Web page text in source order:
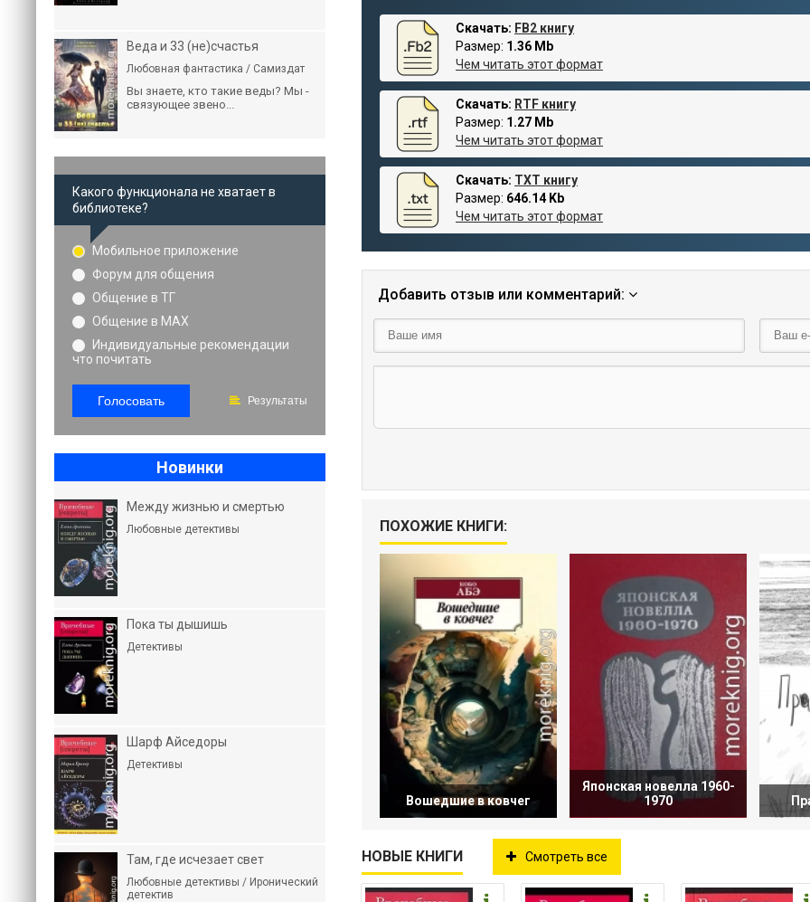
Скачать: FB2 книгу
Размер: 1.36 Mb
Чем читать этот формат
Скачать: RTF книгу
Размер: 1.27 Mb
Чем читать этот формат
Скачать: TXT книгу
Размер: 646.14 Kb
Чем читать этот формат
Добавить отзыв или комментарий:
ПОХОЖИЕ КНИГИ:
Вошедшие в ковчег
Японская новелла 1960-
1970
НОВЫЕ КНИГИ Смотреть все
Веда и 33 (не)счастья
Любовная фантастика / Самиздат
Вы знаете, кто такие веды? Мы -
связующее звено...
Какого функционала не хватает в
библиотеке?
Мобильное приложение
Форум для общения
Общение в ТГ
Общение в MAX
Индивидуальные рекомендации
что почитать
Голосовать Результаты
Новинки
Между жизнью и смертью
Любовные детективы
Пока ты дышишь
Детективы
Шарф Айседоры
Детективы
Там, где исчезает свет
Любовные детективы / Иронический
детектив